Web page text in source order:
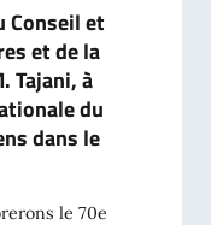
Conseil et
et de la
Tajani, à
du
dans le
le 70e